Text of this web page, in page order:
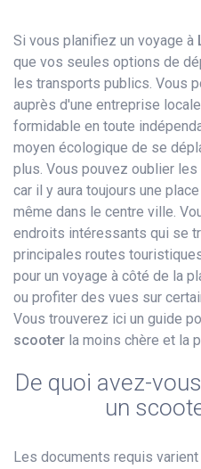
Si vous planifiez un voyage à
que vos seules options de
les transports publics. Vous
auprès d'une entreprise
formidable en toute
moyen écologique de se
plus. Vous pouvez oublier
car il y aura toujours une
même dans le centre ville.
endroits intéressants qui se
principales routes
pour un voyage à côté de la
ou profiter des vues sur
Vous trouverez ici un guide
scooter la moins chère et la
De quoi avez-
un
Les documents requis